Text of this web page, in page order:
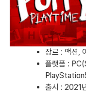
장르 : 액션,
플랫폼 :
출시 : 2021